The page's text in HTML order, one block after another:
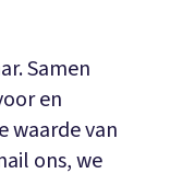
Samen
en
waarde van
ons, we